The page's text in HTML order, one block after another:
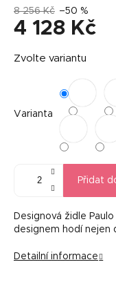
8 256 Kč –50 %
4 128 Kč
cena:
Zvolte variantu
Varianta
Přidat
Designová židle
designem hodí nejen
Detailní informace